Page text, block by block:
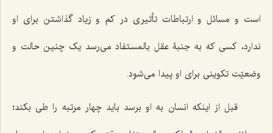
است و مسائل و ارتباطات تأثیرى در کم و زیاد گذاشتن برای او
ندارد، کسى که به جنبۀ عقل بالمستفاد مى‌رسد یک چنین حالت و
وضعیّت تکوینى براى او پیدا مى‌شود.
قبل از اینکه انسان به او برسد باید چهار مرتبه را طى بکند؛